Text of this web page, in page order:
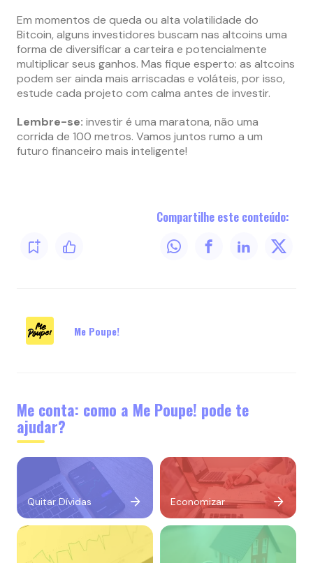
Em momentos de queda ou alta volatilidade do
Bitcoin, alguns investidores buscam nas altcoins uma
forma de diversificar a carteira e potencialmente
multiplicar seus ganhos. Mas fique esperto: as altcoins
podem ser ainda mais arriscadas e voláteis, por isso,
estude cada projeto com calma antes de investir.
Lembre-se: investir é uma maratona, não uma
corrida de 100 metros. Vamos juntos rumo a um
futuro financeiro mais inteligente!
Compartilhe este conteúdo:
Me Poupe!
Me conta: como a Me Poupe! pode te
ajudar?
Quitar Dívidas Economizar